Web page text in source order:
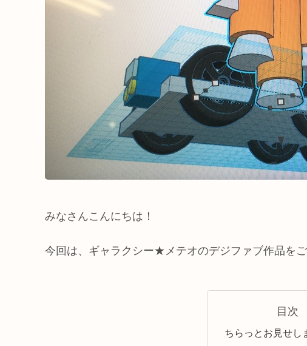
みなさんこんにちは！
今回は、ギャラクシー★メテオのデジファブ作品をご
目次
ちらっとお見せし